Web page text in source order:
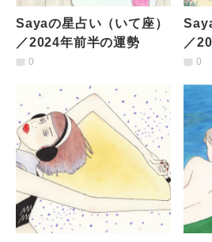
Sayaの星占い（いて座）
／2024年前半の運勢
0
／
0